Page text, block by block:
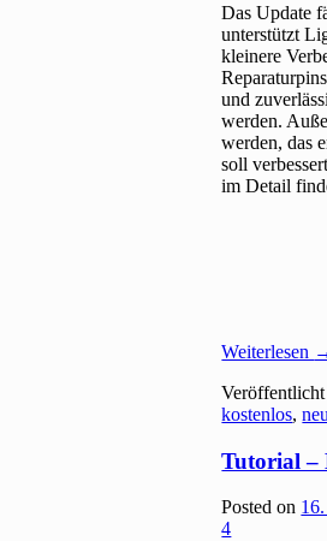
Das Update
unterstützt
kleinere
und
werden.
werden, das
soll
im Detail
Weiterlesen
kostenlos,
Tutorial –
Posted on
4